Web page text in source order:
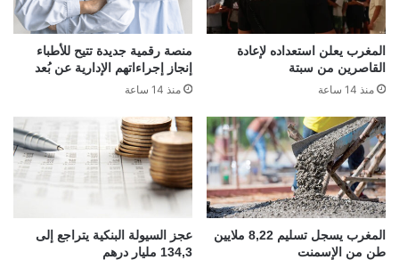
المغرب يعلن استعداده لإعادة
القاصرين من سبتة
منذ 14 ساعة
منصة رقمية جديدة تتيح للأطباء
إنجاز إجراءاتهم الإدارية عن بُعد
منذ 14 ساعة
المغرب يسجل تسليم 8,22 ملايين
طن من الإسمنت
عجز السيولة البنكية يتراجع إلى
134,3 مليار درهم